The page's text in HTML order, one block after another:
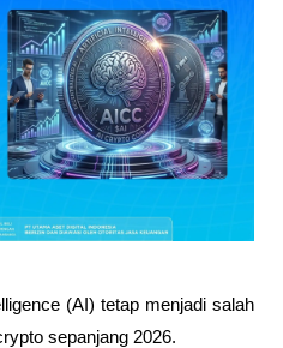
(AI) tetap menjadi salah
sepanjang 2026.